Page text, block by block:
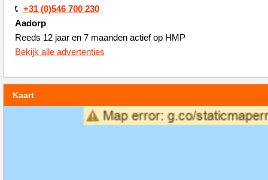
+31 (0)546 700 230
Aadorp
Reeds 12 jaar en 7 maanden actief op HMP
Bekijk alle advertenties
Kaart